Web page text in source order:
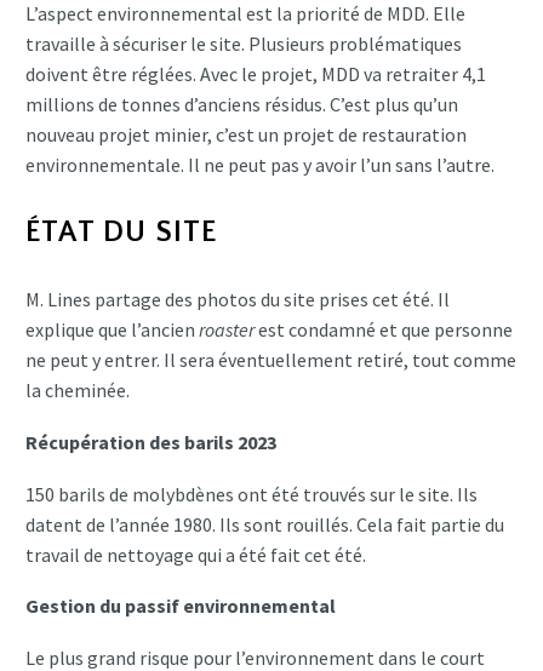
L’aspect environnemental est la priorité de MDD. Elle
travaille à sécuriser le site. Plusieurs problématiques
doivent être réglées. Avec le projet, MDD va retraiter 4,1
millions de tonnes d’anciens résidus. C’est plus qu’un
nouveau projet minier, c’est un projet de restauration
environnementale. Il ne peut pas y avoir l’un sans l’autre.
ÉTAT DU SITE
M. Lines partage des photos du site prises cet été. Il
explique que l’ancien roasterest condamné et que personne
ne peut y entrer. Il sera éventuellement retiré, tout comme
la cheminée.
Récupération des barils 2023
150 barils de molybdènes ont été trouvés sur le site. Ils
datent de l’année 1980. Ils sont rouillés. Cela fait partie du
travail de nettoyage qui a été fait cet été.
Gestion du passif environnemental
Le plus grand risque pour l’environnement dans le court